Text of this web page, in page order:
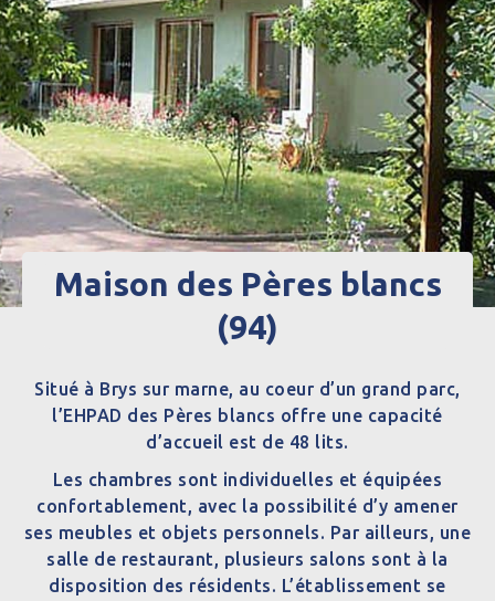
Maison des Pères blancs
(94)
Situé à Brys sur marne, au coeur d’un grand parc,
l’EHPAD des Pères blancs offre une capacité
d’accueil est de 48 lits.
Les chambres sont individuelles et équipées
confortablement, avec la possibilité d’y amener
ses meubles et objets personnels. Par ailleurs, une
salle de restaurant, plusieurs salons sont à la
disposition des résidents. L’établissement se